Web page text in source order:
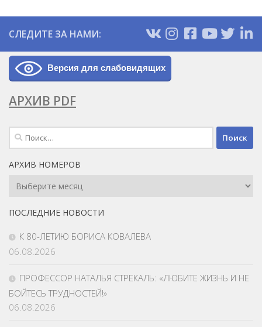
СЛЕДИТЕ ЗА НАМИ:
Версия для слабовидящих
АРХИВ PDF
Найти:
АРХИВ НОМЕРОВ
Архив
ПОСЛЕДНИЕ НОВОСТИ
К 80-ЛЕТИЮ БОРИСА КОВАЛЕВА
06.08.2026
ПРОФЕССОР НАТАЛЬЯ СТРЕКАЛЬ: «ЛЮБИТЕ ЖИЗНЬ И НЕ
БОЙТЕСЬ ТРУДНОСТЕЙ!»
06.08.2026